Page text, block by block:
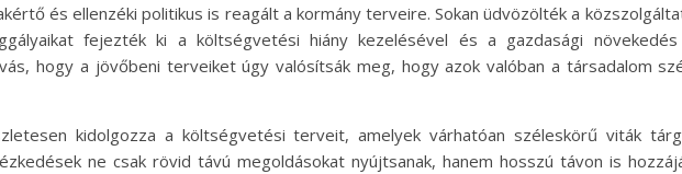
és ellenzéki politikus is reagált a kormány terveire. Sokan üdvözölték a
fejezték ki a költségvetési hiány kezelésével és a gazdasági növekedés
hogy a jövőbeni terveiket úgy valósítsák meg, hogy azok valóban a társadalom
kidolgozza a költségvetési terveit, amelyek várhatóan széleskörű viták
ne csak rövid távú megoldásokat nyújtsanak, hanem hosszú távon is